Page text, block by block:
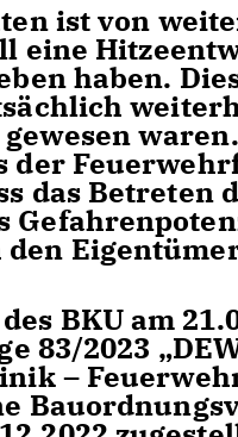
ist von
eine
haben.
der
das Betreten
BKU am
83/2023
–